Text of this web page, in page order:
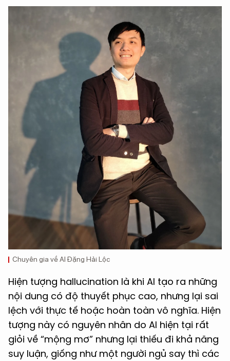
Chuyên gia về AI Đặng Hải Lộc
Hiện tượng hallucination là khi AI tạo ra những
nội dung có độ thuyết phục cao, nhưng lại sai
lệch với thực tế hoặc hoàn toàn vô nghĩa. Hiện
tượng này có nguyên nhân do AI hiện tại rất
giỏi về “mộng mơ” nhưng lại thiếu đi khả năng
suy luận, giống như một người ngủ say thì các